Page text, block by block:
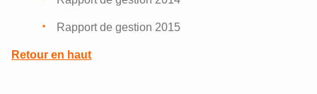
Rapport de gestion 2015
Retour en haut